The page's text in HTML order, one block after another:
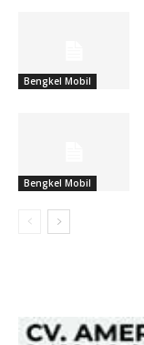
Bengkel Mobil
Bengkel Mobil